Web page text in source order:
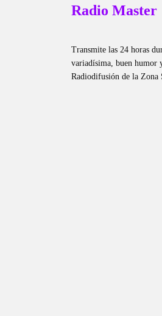
Radio Master
Transmite las 24 horas
variadísima, buen humor
Radiodifusión de la Zona